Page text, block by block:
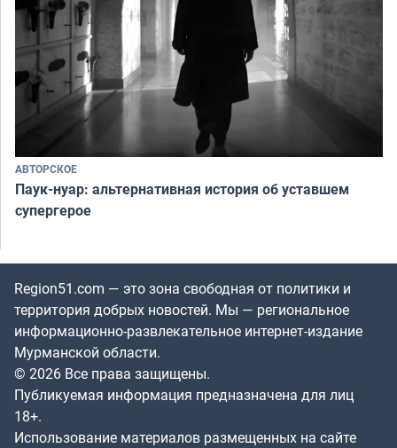
АВТОРСКОЕ
Паук-нуар: альтернативная история об уставшем
супергерое
Region51.com — это зона свободная от политики и
территория добрых новостей. Мы — региональное
информационно-развлекательное интернет-издание
Мурманской области.
© 2026 Все права защищены.
Публикуемая информация предназначена для лиц
18+.
Использование материалов размещенных на сайте